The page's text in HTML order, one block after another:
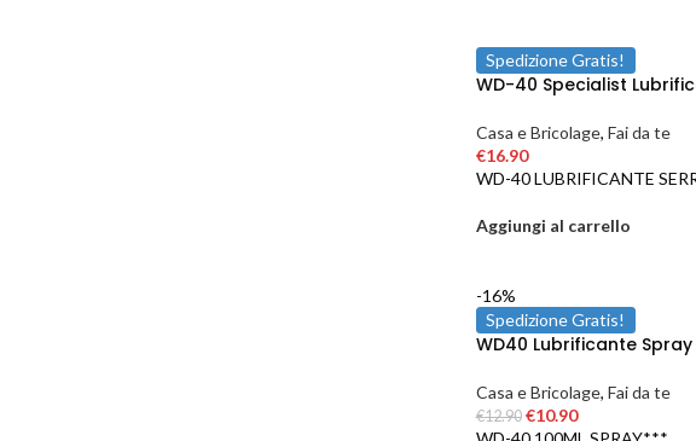
Spedizione Gratis!
WD-40 Specialist
Casa e Bricolage, Fai da te
€16.90
WD-40 LUBRIFICANTE
Aggiungi al carrello
-16%
Spedizione Gratis!
WD40 Lubrificante
Casa e Bricolage, Fai da te
€12.90 €10.90